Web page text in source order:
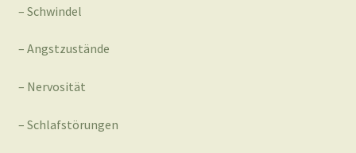
– Schwindel
– Angstzustände
– Nervosität
– Schlafstörungen